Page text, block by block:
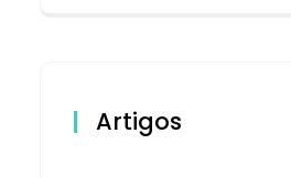
Artigos